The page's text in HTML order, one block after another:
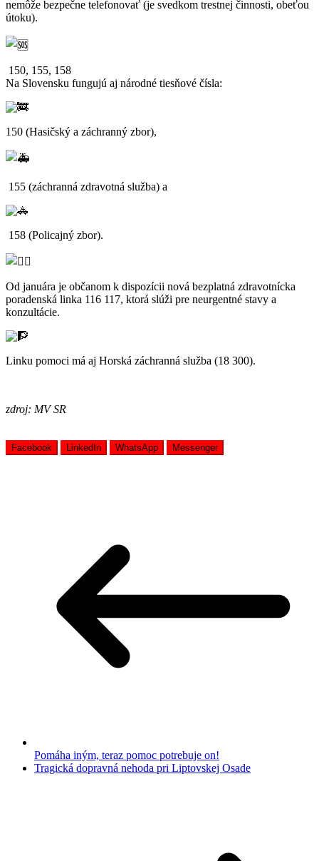
nemôže bezpečne telefonovať (je svedkom trestnej činnosti, obeťou
útoku).
150, 155, 158
Na Slovensku fungujú aj národné tiesňové čísla:
150 (Hasičský a záchranný zbor),
155 (záchranná zdravotná služba) a
158 (Policajný zbor).
Od januára je občanom k dispozícii nová bezplatná zdravotnícka
poradenská linka 116 117, ktorá slúži pre neurgentné stavy a
konzultácie.
Linku pomoci má aj Horská záchranná služba (18 300).
zdroj: MV SR
Facebook LinkedIn WhatsApp Messenger
Pomáha iným, teraz pomoc potrebuje on!
Tragická dopravná nehoda pri Liptovskej Osade